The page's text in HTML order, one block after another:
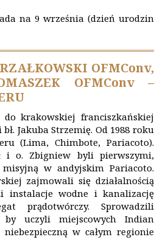
na 9 września (dzień urodzin
OFMConv,
OFMConv –
krakowskiej franciszkańskiej
Jakuba Strzemię. Od 1988 roku
(Lima, Chimbote, Pariacoto).
i o. Zbigniew byli pierwszymi,
w andyjskim Pariacoto.
zajmowali się działalnością
instalacje wodne i kanalizację
prądotwórczy. Sprowadzili
uczyli miejscowych Indian
w całym regionie